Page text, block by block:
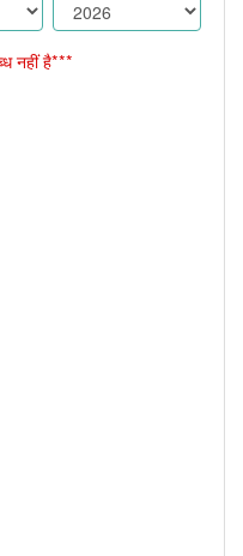
नहीं है***